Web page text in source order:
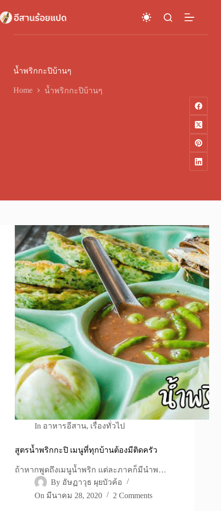
to
content
น้ำพริกกะปิบ้านๆ
Home น้ำพริกกะปิบ้านๆ
In อาหารอีสาน, เรื่องทั่วไป
สูตรน้ำพริกกะปิ เมนูที่ทุกบ้านต้องมีติดครัว
ถ้าหากพูดถึงเมนูน้ำพริก แต่ละภาคก็มีนำพ…
By อัษฏาวุธ ผุยบัวค้อ
On มีนาคม 28, 2020 2 Comments